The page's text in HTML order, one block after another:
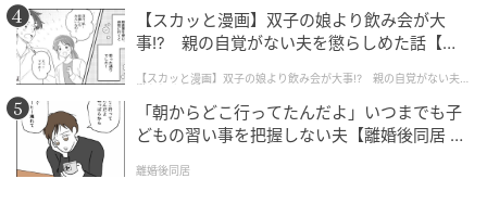
い」が原因になっているケースは決して珍しくありま
せん。
銀行員は、お客様の言葉を疑っているわけではありま
せん。「どこで認識がずれているのか」を冷静に探し
ているのです。
【スカッと漫画】双子の娘より飲み会が大
事!? 親の自覚がない夫を懲らしめた話【第1
【スカッと漫画】双子の娘より飲み会が大事!? 親の自覚がない夫を
懲らしめた話
「朝からどこ行ってたんだよ」いつまでも子
どもの習い事を把握しない夫【離婚後同居 Vo
離婚後同居